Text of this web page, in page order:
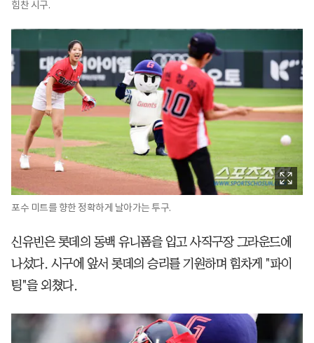
힘찬 시구.
포수 미트를 향한 정확하게 날아가는 투구.
신유빈은 롯데의 동백 유니폼을 입고 사직구장 그라운드에
나섰다. 시구에 앞서 롯데의 승리를 기원하며 힘차게 "파이
팅"을 외쳤다.